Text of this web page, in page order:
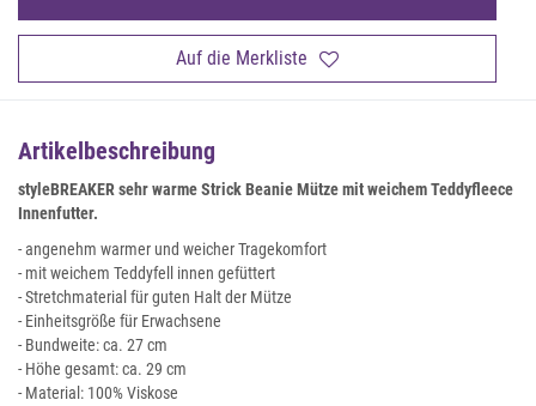
Auf die Merkliste
Artikelbeschreibung
styleBREAKER sehr warme Strick Beanie Mütze mit weichem Teddyfleece
Innenfutter.
- angenehm warmer und weicher Tragekomfort
- mit weichem Teddyfell innen gefüttert
- Stretchmaterial für guten Halt der Mütze
- Einheitsgröße für Erwachsene
- Bundweite: ca. 27 cm
- Höhe gesamt: ca. 29 cm
- Material: 100% Viskose